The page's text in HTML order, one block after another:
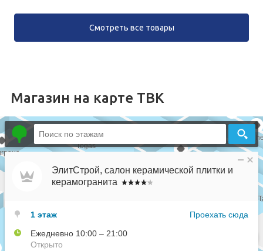
Смотреть все товары
Магазин на карте ТВК